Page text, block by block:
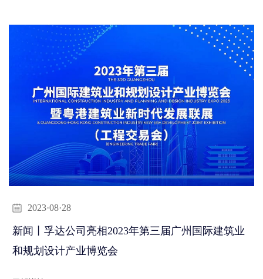
2023·08·28
新闻丨孚达公司亮相2023年第三届广州国际建筑业
和规划设计产业博览会